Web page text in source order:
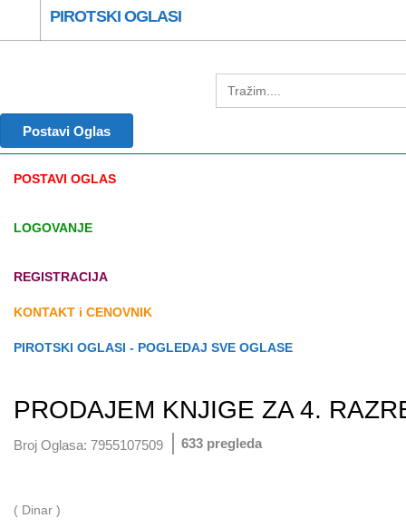
PIROTSKI OGLASI
Postavi Oglas
POSTAVI OGLAS
LOGOVANJE
REGISTRACIJA
KONTAKT i CENOVNIK
PIROTSKI OGLASI - POGLEDAJ SVE OGLASE
PRODAJEM KNJIGE ZA 4.
Broj Oglasa: 7955107509 633 pregleda
( Dinar )